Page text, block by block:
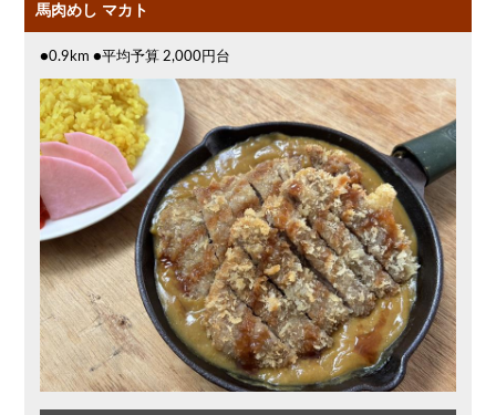
馬肉めし マカト
●0.9km ●平均予算 2,000円台